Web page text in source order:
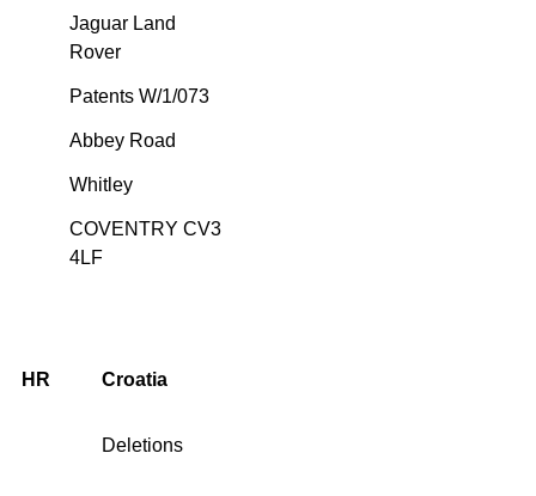
Jaguar Land
Rover
Patents W/1/073
Abbey Road
Whitley
COVENTRY CV3
4LF
HR Croatia
Deletions